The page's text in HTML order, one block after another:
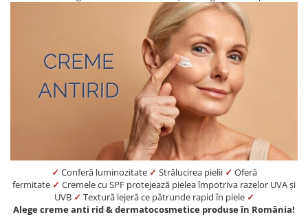
Produse Par si Scalp
Lotiuni tonice
Creme cu Uree
Produse pentru pete pigmentare
Evidence skincare
✓ Conferă luminozitate ✓ Strălucirea pielii ✓ Oferă
fermitate ✓ Cremele cu SPF protejează pielea împotriva razelor UVA și
UVB ✓ Textură lejeră ce pătrunde rapid în piele ✓
Alege creme anti rid & dermatocosmetice produse în România!